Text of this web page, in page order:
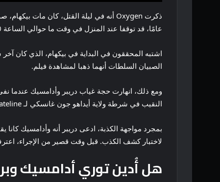
عامًا، قد توقفا عند المنزل في وقت ما حوالي الساعة 8:20 مساءً للتسكع. شاهد الأولاد اقتل بيل: المجلد 2 وغادروا الساعة 9:30 مساءً
اشتبه المحققون في البداية في بيكهام، الذي كان
الصبيان السلطات أنهما ذهبا لمشاهدة فيلم.
ومع ذلك، انهارت حجة غياب دريبر وأدامسيك عندما
النقيب في شرطة ولاية أيداهو جون غانسكي لـ Dateline سابقًا: “لقد كانوا يكذبون علينا. والآن علينا أن نعرف لماذا كانوا يكذبون علينا”.
بمجرد مواجهة الكذبة، ادعى دريبر أنه وأدامسيك
لاختبار كشف الكذب. قبل وقت قصير من الإجراء،
هل أُدين توري أدامسيك